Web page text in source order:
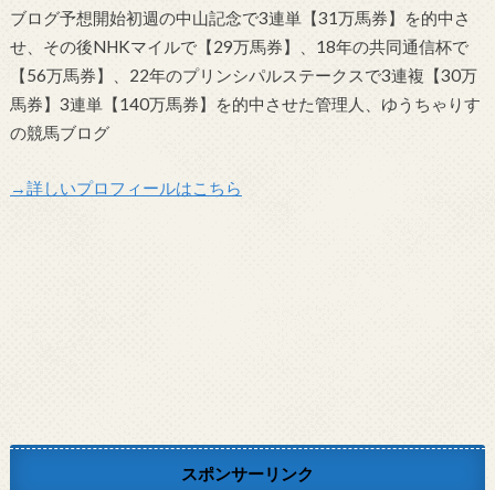
ブログ予想開始初週の中山記念で3連単【31万馬券】を的中さ
せ、その後NHKマイルで【29万馬券】、18年の共同通信杯で
【56万馬券】、22年のプリンシパルステークスで3連複【30万
馬券】3連単【140万馬券】を的中させた管理人、ゆうちゃりす
の競馬ブログ
→詳しいプロフィールはこちら
スポンサーリンク